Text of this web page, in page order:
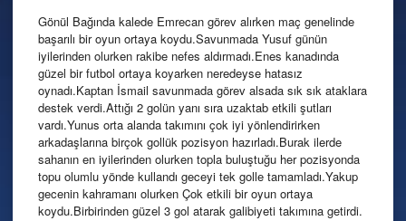
Gönül Bağında kalede Emrecan görev alırken maç genelinde
başarılı bir oyun ortaya koydu.Savunmada Yusuf günün
iyilerinden olurken rakibe nefes aldırmadı.Enes kanadında
güzel bir futbol ortaya koyarken neredeyse hatasız
oynadı.Kaptan İsmail savunmada görev alsada sık sık ataklara
destek verdi.Attığı 2 golün yanı sıra uzaktab etkili şutları
vardı.Yunus orta alanda takımını çok iyi yönlendirirken
arkadaşlarına birçok gollük pozisyon hazırladı.Burak ilerde
sahanın en iyilerinden olurken topla buluştuğu her pozisyonda
topu olumlu yönde kullandı geceyi tek golle tamamladı.Yakup
gecenin kahramanı olurken Çok etkili bir oyun ortaya
koydu.Birbirinden güzel 3 gol atarak galibiyeti takımına getirdi.